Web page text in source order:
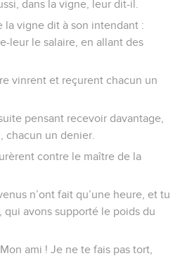
dans la vigne, leur dit-il.
la vigne dit à son intendant :
leur le salaire, en allant des
vinrent et reçurent chacun un
pensant recevoir davantage,
chacun un denier.
contre le maître de la
n’ont fait qu’une heure, et tu
qui avons supporté le poids du
ami ! Je ne te fais pas tort,